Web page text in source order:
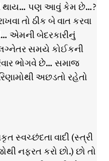
થાય… પણ આવું કેમ છે…?
તો ઠીક બે વાત કરવા
એમની બેદરકારીનું
સમયે કોઈકની
ભોગવે છે… સમાજ
અછડતો રહેતો
સ્વચ્છંદતા વાદી (સ્ત્રી
નફરત કરો છો.) છો તો